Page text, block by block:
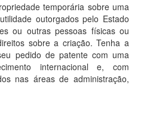
temporária sobre uma
outorgados pelo Estado
ou outras pessoas físicas ou
sobre a criação. Tenha a
pedido de patente com uma
internacional e, com
nas áreas de administração,